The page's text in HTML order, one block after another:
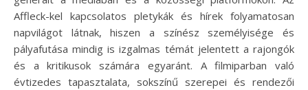
Affleck-kel kapcsolatos pletykák és hírek folyamatosan
napvilágot látnak, hiszen a színész személyisége és
pályafutása mindig is izgalmas témát jelentett a rajongók
és a kritikusok számára egyaránt. A filmiparban való
évtizedes tapasztalata, sokszínű szerepei és rendezői